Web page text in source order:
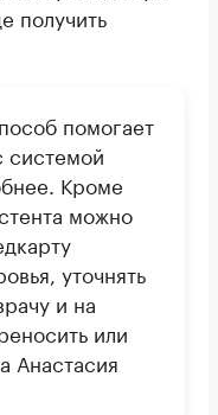
получить
помогает
системой
Кроме
можно
уточнять
и на
или
Анастасия